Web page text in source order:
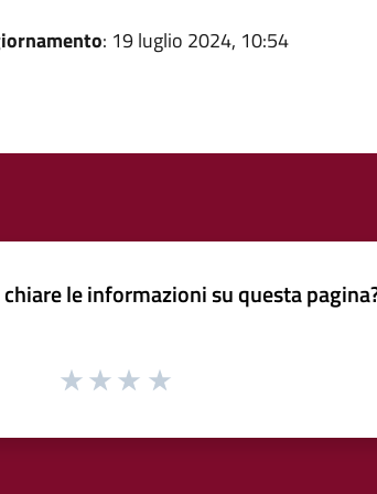
: 19 luglio 2024, 10:54
le informazioni su questa